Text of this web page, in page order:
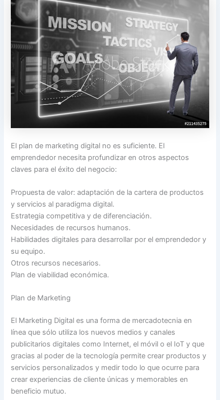
El plan de marketing digital no es suficiente. El
emprendedor necesita profundizar en otros aspectos
claves para el éxito del negocio:
Propuesta de valor: adaptación de la cartera de productos
y servicios al paradigma digital.
Estrategia competitiva y de diferenciación.
Necesidades de recursos humanos.
Habilidades digitales para desarrollar por el emprendedor y
su equipo.
Otros recursos necesarios.
Plan de viabilidad económica.
Plan de Marketing
El Marketing Digital es una forma de mercadotecnia en
línea que sólo utiliza los nuevos medios y canales
publicitarios digitales como Internet, el móvil o el IoT y que
gracias al poder de la tecnología permite crear productos y
servicios personalizados y medir todo lo que ocurre para
crear experiencias de cliente únicas y memorables en
beneficio mutuo.